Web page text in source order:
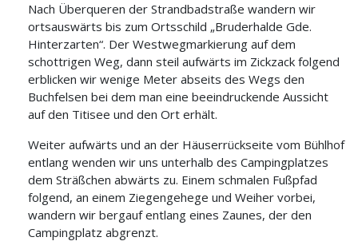
Nach Überqueren der Strandbadstraße wandern wir
ortsauswärts bis zum Ortsschild „Bruderhalde Gde.
Hinterzarten“. Der Westwegmarkierung auf dem
schottrigen Weg, dann steil aufwärts im Zickzack folgend
erblicken wir wenige Meter abseits des Wegs den
Buchfelsen bei dem man eine beeindruckende Aussicht
auf den Titisee und den Ort erhält.
Weiter aufwärts und an der Häuserrückseite vom Bühlhof
entlang wenden wir uns unterhalb des Campingplatzes
dem Sträßchen abwärts zu. Einem schmalen Fußpfad
folgend, an einem Ziegengehege und Weiher vorbei,
wandern wir bergauf entlang eines Zaunes, der den
Campingplatz abgrenzt.